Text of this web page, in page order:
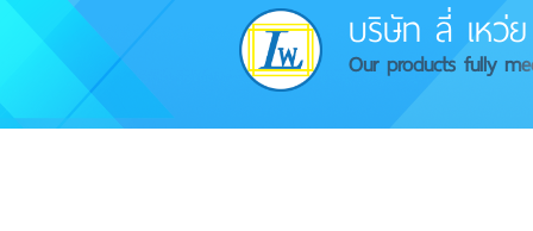
บริษัท ลี่ เหว่
Our products fully